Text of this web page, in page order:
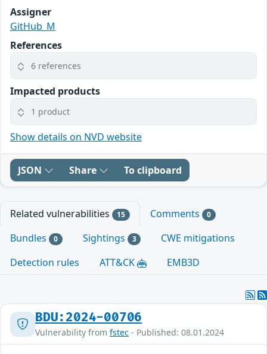
Assigner
GitHub_M
References
6 references
Impacted products
1 product
Show details on NVD website
JSON Share To clipboard
Related vulnerabilities 15 Comments 0
Bundles 0 Sightings 3
CWE mitigations
Detection rules
ATT&CK EMB3D
BDU:2024-00706
Vulnerability from fstec - Published: 08.01.2024